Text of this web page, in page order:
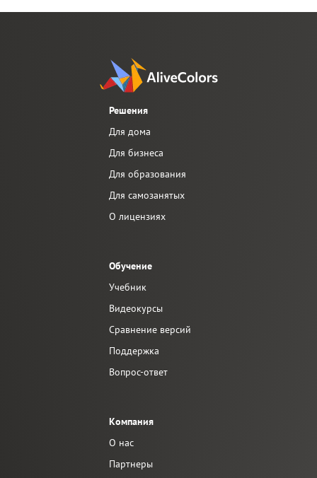
Решения
Для дома
Для бизнеса
Для образования
Для самозанятых
О лицензиях
Обучение
Учебник
Видеокурсы
Сравнение версий
Поддержка
Вопрос-ответ
Компания
О нас
Партнеры